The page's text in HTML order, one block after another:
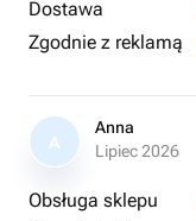
Dostawa
Zgodnie z reklamą
A
Anna
Lipiec 2026
Obsługa sklepu